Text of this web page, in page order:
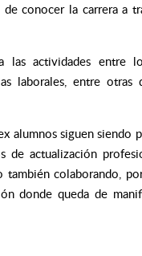
conocer la carrera a
las actividades entre
laborales, entre
alumnos siguen siendo
de actualización
también colaborando,
donde queda de